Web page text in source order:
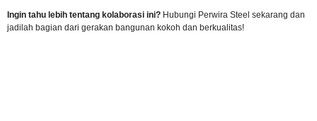
Ingin tahu lebih tentang kolaborasi ini? Hubungi Perwira Steel sekarang dan
jadilah bagian dari gerakan bangunan kokoh dan berkualitas!